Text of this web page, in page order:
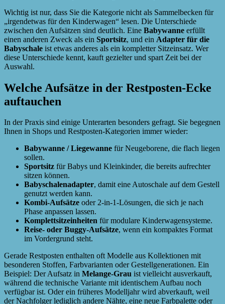
Wichtig ist nur, dass Sie die Kategorie nicht als Sammelbecken für
„irgendetwas für den Kinderwagen“ lesen. Die Unterschiede
zwischen den Aufsätzen sind deutlich. Eine Babywanne erfüllt
einen anderen Zweck als ein Sportsitz, und ein Adapter für die
Babyschale ist etwas anderes als ein kompletter Sitzeinsatz. Wer
diese Unterschiede kennt, kauft gezielter und spart Zeit bei der
Auswahl.
Welche Aufsätze in der Restposten-Ecke
auftauchen
In der Praxis sind einige Unterarten besonders gefragt. Sie begegnen
Ihnen in Shops und Restposten-Kategorien immer wieder:
Babywanne / Liegewanne für Neugeborene, die flach liegen
sollen.
Sportsitz für Babys und Kleinkinder, die bereits aufrechter
sitzen können.
Babyschalenadapter, damit eine Autoschale auf dem Gestell
genutzt werden kann.
Kombi-Aufsätze oder 2-in-1-Lösungen, die sich je nach
Phase anpassen lassen.
Komplettsitzeinheiten für modulare Kinderwagensysteme.
Reise- oder Buggy-Aufsätze, wenn ein kompaktes Format
im Vordergrund steht.
Gerade Restposten enthalten oft Modelle aus Kollektionen mit
besonderen Stoffen, Farbvarianten oder Gestellgenerationen. Ein
Beispiel: Der Aufsatz in Melange-Grau ist vielleicht ausverkauft,
während die technische Variante mit identischem Aufbau noch
verfügbar ist. Oder ein früheres Modelljahr wird abverkauft, weil
der Nachfolger lediglich andere Nähte, eine neue Farbpalette oder